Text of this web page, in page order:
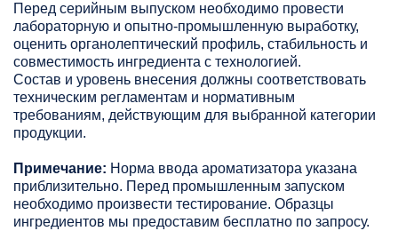
Перед серийным выпуском необходимо провести
лабораторную и опытно-промышленную выработку,
оценить органолептический профиль, стабильность и
совместимость ингредиента с технологией.
Состав и уровень внесения должны соответствовать
техническим регламентам и нормативным
требованиям, действующим для выбранной категории
продукции.
Примечание: Норма ввода ароматизатора указана
приблизительно. Перед промышленным запуском
необходимо произвести тестирование. Образцы
ингредиентов мы предоставим бесплатно по запросу.